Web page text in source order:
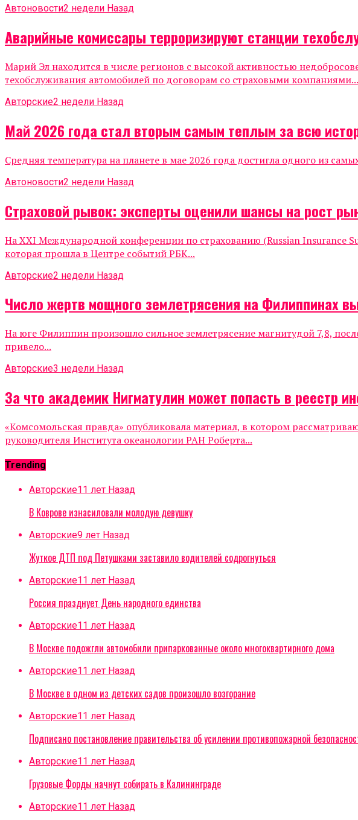
Автоновости2 недели Назад
Аварийные комиссары терроризируют станции
Марий Эл находится в числе регионов с высокой активностью
техобслуживания автомобилей по договорам со страховыми
Авторские2 недели Назад
Май 2026 года стал вторым самым теплым за всю
Средняя температура на планете в мае 2026 года достигла одного из
Автоновости2 недели Назад
Страховой рывок: эксперты оценили шансы на рост
На XXI Международной конференции по страхованию (Russian Insurance
которая прошла в Центре событий РБК...
Авторские2 недели Назад
Число жертв мощного землетрясения на Филиппинах
На юге Филиппин произошло сильное землетрясение магнитудой 7,8,
привело...
Авторские3 недели Назад
За что академик Нигматулин может попасть в реестр
«Комсомольская правда» опубликовала материал, в котором
руководителя Института океанологии РАН Роберта...
Trending
Авторские11 лет Назад
В Коврове изнасиловали молодую девушку
Авторские9 лет Назад
Жуткое ДТП под Петушками заставило водителей содрогнуться
Авторские11 лет Назад
Россия празднует День народного единства
Авторские11 лет Назад
В Москве подожгли автомобили припаркованные около многоквартирного дома
Авторские11 лет Назад
В Москве в одном из детских садов произошло возгорание
Авторские11 лет Назад
Подписано постановление правительства об усилении противопожарной
Авторские11 лет Назад
Грузовые Форды начнут собирать в Калининграде
Авторские11 лет Назад